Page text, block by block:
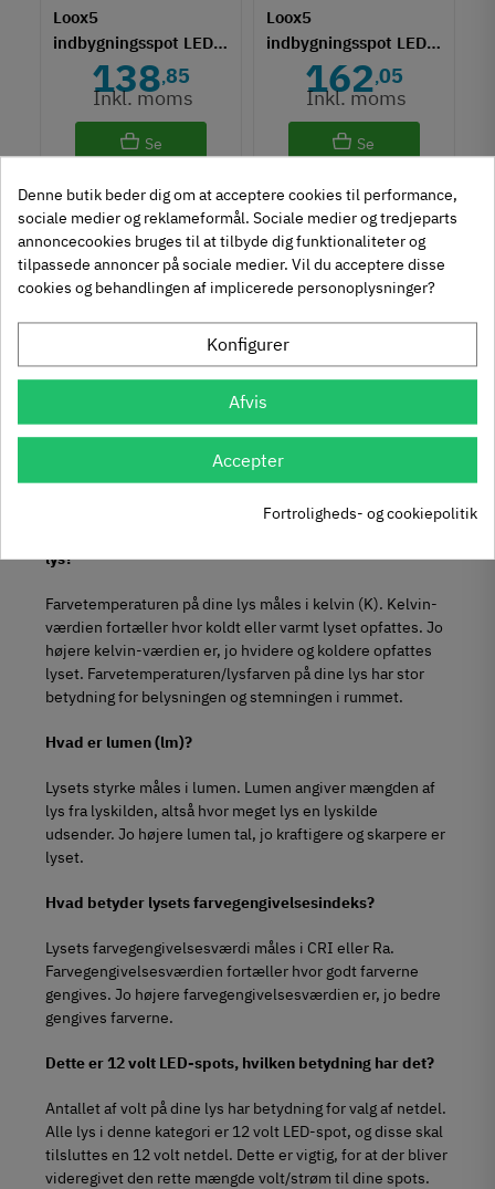
Loox5
indbygningsspot LED
2022 - 12V -
Monokrom
138,85
Inkl. moms
Se
Loox5
indbygningsspot LED
2048 - 12V - Multi-
162,05
Inkl. moms
Se
Viser 1 - 12 af 36 varer
Indlæs flere
Häfele Loox LED-spots fås med forskellige lysfarver,
lysstyrke, farvegengivelsesindeks, spredningsvinkel osv.,
du skal blot vælge hvilke parametre der er vigtig i forhold
til det lys du leder efter. Alle Häfele Loox 12 volt LED-spot
er produceret i topkvalitet, er energivenlige og de
tilsluttes let til en 12 volt netdel med de små
tilslutningsstik.
lys?
Farvetemperaturen på dine lys måles i kelvin (K). Kelvin-
værdien fortæller hvor koldt eller varmt lyset opfattes. Jo
højere kelvin-værdien er, jo hvidere og koldere opfattes
lyset. Farvetemperaturen/lysfarven på dine lys har stor
betydning for belysningen og stemningen i rummet.
Hvad er lumen (lm)?
Lysets styrke måles i lumen. Lumen angiver mængden af
lys fra lyskilden, altså hvor meget lys en lyskilde
udsender. Jo højere lumen tal, jo kraftigere og skarpere er
lyset.
Hvad betyder lysets farvegengivelsesindeks?
Lysets farvegengivelsesværdi måles i CRI eller Ra.
Farvegengivelsesværdien fortæller hvor godt farverne
gengives. Jo højere farvegengivelsesværdien er, jo bedre
gengives farverne.
Dette er 12 volt LED-spots, hvilken betydning har det?
Antallet af volt på dine lys har betydning for valg af netdel.
Alle lys i denne kategori er 12 volt LED-spot, og disse skal
tilsluttes en 12 volt netdel. Dette er vigtig, for at der bliver
videregivet den rette mængde volt/strøm til dine spots.
Denne butik beder dig om at acceptere cookies til performance,
sociale medier og reklameformål. Sociale medier og tredjeparts
annoncecookies bruges til at tilbyde dig funktionaliteter og
tilpassede annoncer på sociale medier. Vil du acceptere disse
cookies og behandlingen af implicerede personoplysninger?
Konfigurer
Afvis
Accepter
Fortroligheds- og cookiepolitik
FILTER